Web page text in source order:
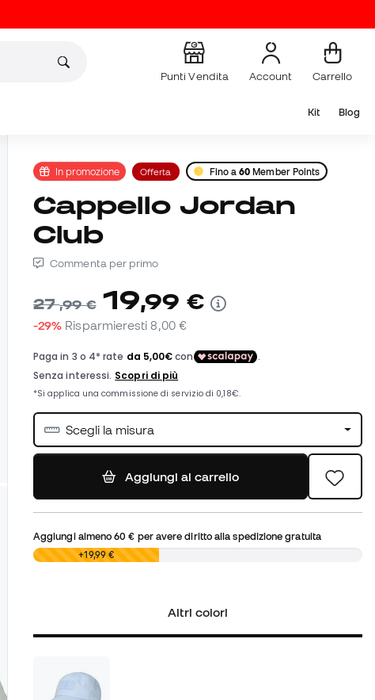
Punti Vendita Account Carrello
Kit Blog
In promozione Offerta Fino a60 Member Points
Cappello Jordan
Club
Commenta per primo
27,99 € 19,99 €
-29% Risparmieresti8,00 €
Scegli la misura
Aggiungi al carrello
Aggiungi almeno60 € per avere diritto alla spedizione gratuita
0,00 € +19,99 €
Altri colori